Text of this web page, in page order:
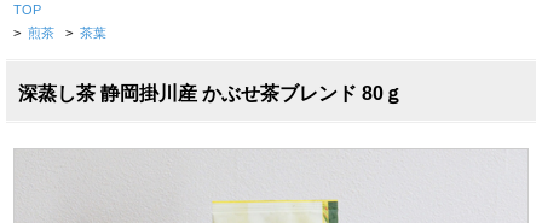
TOP
> 煎茶 > 茶葉
深蒸し茶 静岡掛川産 かぶせ茶ブレンド 80ｇ